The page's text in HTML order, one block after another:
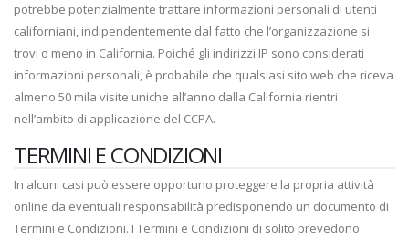
potrebbe potenzialmente trattare informazioni personali di utenti
californiani, indipendentemente dal fatto che l’organizzazione si
trovi o meno in California. Poiché gli indirizzi IP sono considerati
informazioni personali, è probabile che qualsiasi sito web che riceva
almeno 50 mila visite uniche all’anno dalla California rientri
nell’ambito di applicazione del CCPA.
TERMINI E CONDIZIONI
In alcuni casi può essere opportuno proteggere la propria attività
online da eventuali responsabilità predisponendo un documento di
Termini e Condizioni. I Termini e Condizioni di solito prevedono